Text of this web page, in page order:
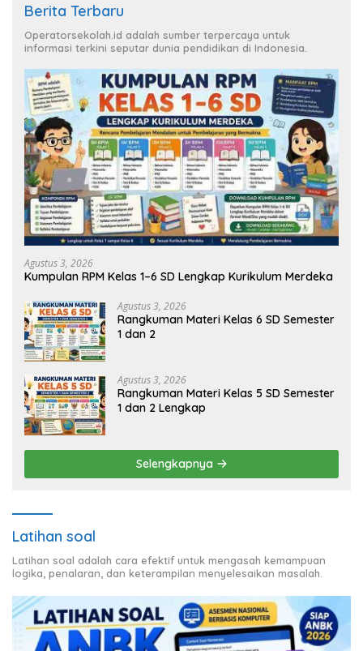
Berita Terbaru
Operatorsekolah.id adalah sumber terpercaya untuk
informasi terkini seputar dunia pendidikan di Indonesia.
Agustus 3, 2026
Kumpulan RPM Kelas 1–6 SD Lengkap Kurikulum Merdeka
Agustus 3, 2026
Rangkuman Materi Kelas 6 SD Semester
1 dan 2
Agustus 3, 2026
Rangkuman Materi Kelas 5 SD Semester
1 dan 2 Lengkap
Selengkapnya
Latihan soal
Latihan soal adalah cara efektif untuk mengasah kemampuan
logika, penalaran, dan keterampilan menyelesaikan masalah.